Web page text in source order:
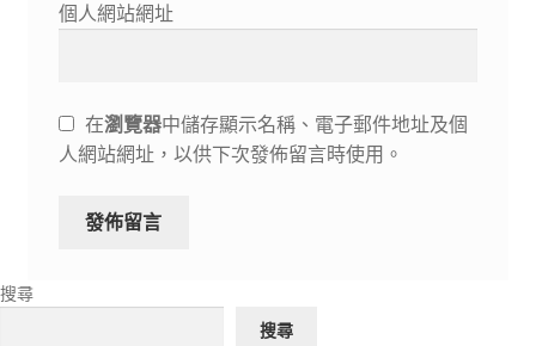
個人網站網址
在瀏覽器中儲存顯示名稱、電子郵件地址及個
人網站網址，以供下次發佈留言時使用。
搜尋
搜尋